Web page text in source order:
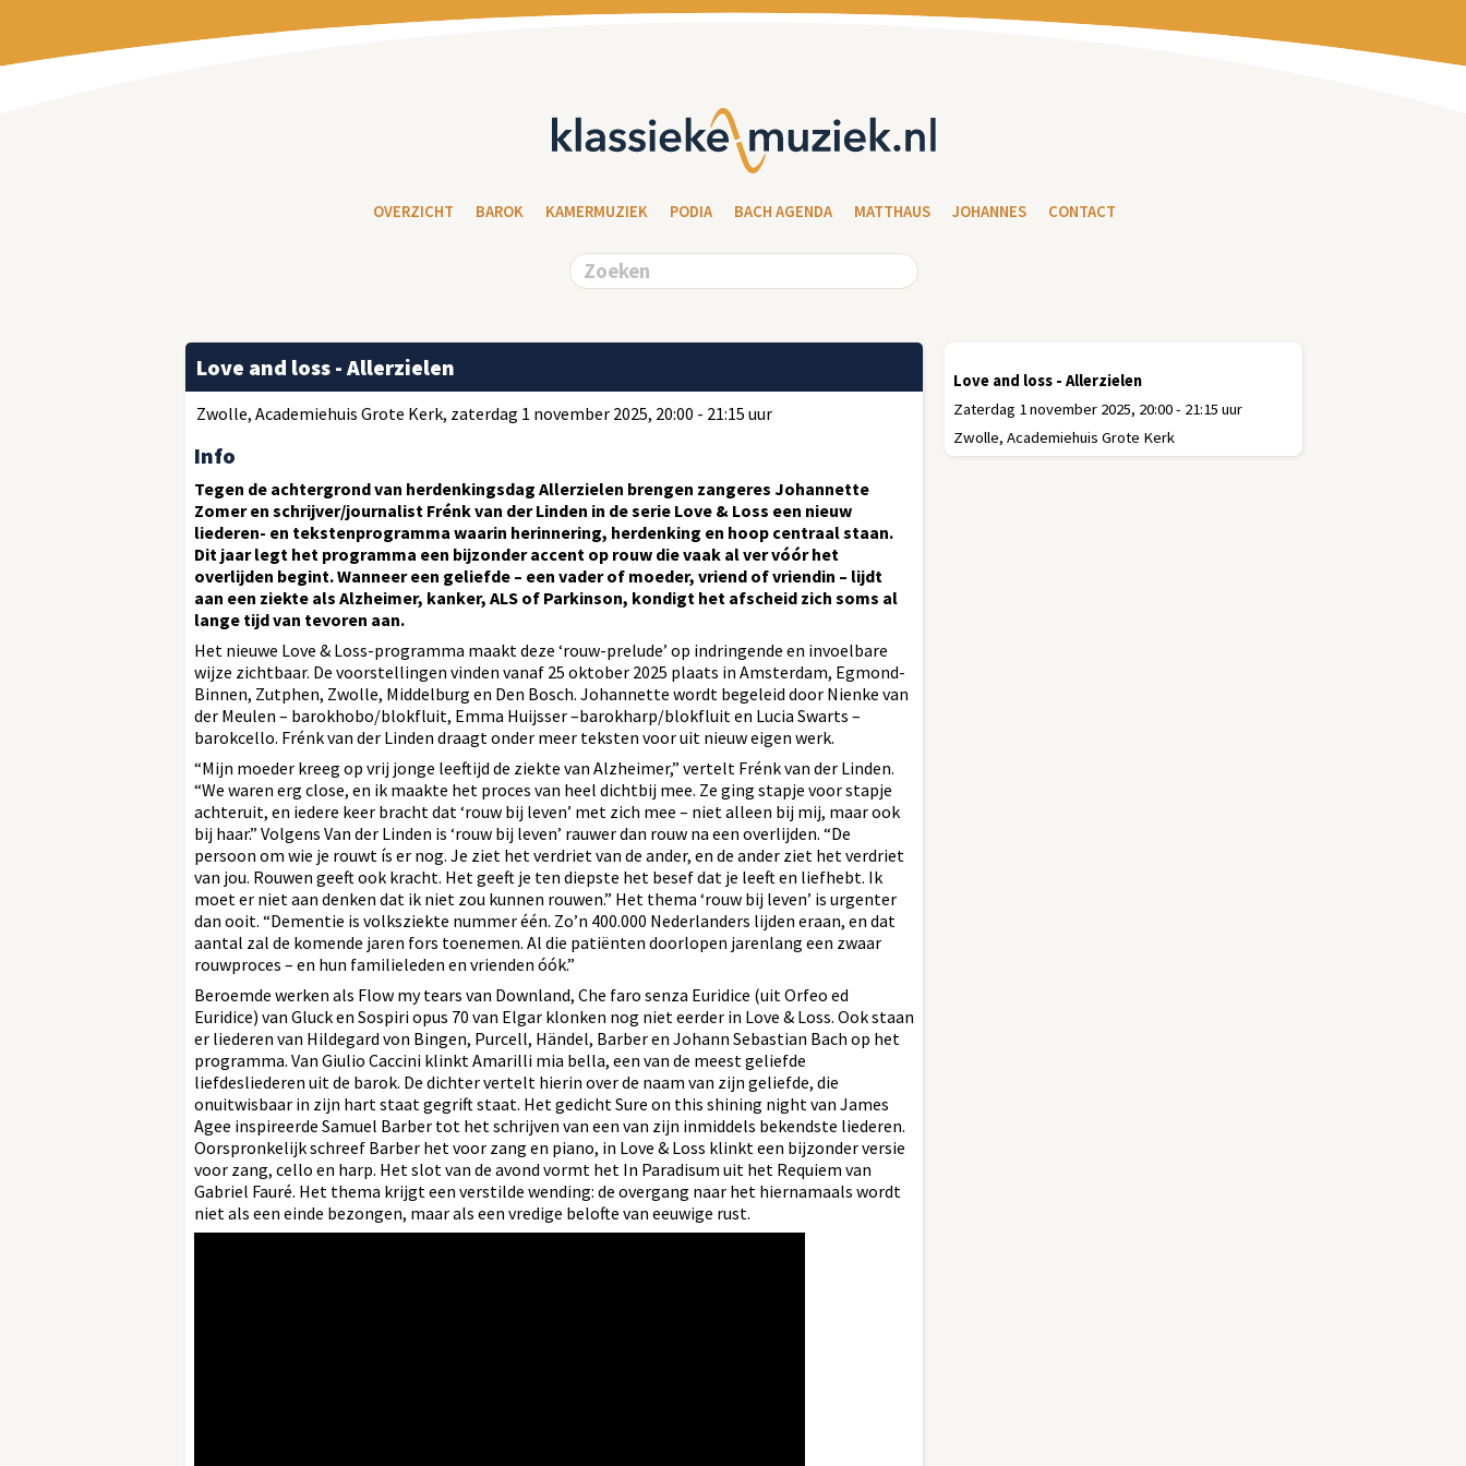
OVERZICHT BAROK KAMERMUZIEK PODIA BACH AGENDA MATTHAUS JOHANNES CONTACT
Love and loss - Allerzielen
Zaterdag 1 november 2025, 20:00 - 21:15 uur
Zwolle, Academiehuis Grote Kerk
Love and loss - Allerzielen
Zwolle, Academiehuis Grote Kerk, zaterdag 1 november 2025, 20:00 - 21:15 uur
Info
Tegen de achtergrond van herdenkingsdag Allerzielen brengen zangeres Johannette
Zomer en schrijver/journalist Frénk van der Linden in de serie Love & Loss een nieuw
liederen- en tekstenprogramma waarin herinnering, herdenking en hoop centraal staan.
Dit jaar legt het programma een bijzonder accent op rouw die vaak al ver vóór het
overlijden begint. Wanneer een geliefde – een vader of moeder, vriend of vriendin – lijdt
aan een ziekte als Alzheimer, kanker, ALS of Parkinson, kondigt het afscheid zich soms al
lange tijd van tevoren aan.
Het nieuwe Love & Loss-programma maakt deze ‘rouw-prelude’ op indringende en invoelbare
wijze zichtbaar. De voorstellingen vinden vanaf 25 oktober 2025 plaats in Amsterdam, Egmond-
Binnen, Zutphen, Zwolle, Middelburg en Den Bosch. Johannette wordt begeleid door Nienke van
der Meulen – barokhobo/blokfluit, Emma Huijsser –barokharp/blokfluit en Lucia Swarts –
barokcello. Frénk van der Linden draagt onder meer teksten voor uit nieuw eigen werk.
“Mijn moeder kreeg op vrij jonge leeftijd de ziekte van Alzheimer,” vertelt Frénk van der Linden.
“We waren erg close, en ik maakte het proces van heel dichtbij mee. Ze ging stapje voor stapje
achteruit, en iedere keer bracht dat ‘rouw bij leven’ met zich mee – niet alleen bij mij, maar ook
bij haar.” Volgens Van der Linden is ‘rouw bij leven’ rauwer dan rouw na een overlijden. “De
persoon om wie je rouwt ís er nog. Je ziet het verdriet van de ander, en de ander ziet het verdriet
van jou. Rouwen geeft ook kracht. Het geeft je ten diepste het besef dat je leeft en liefhebt. Ik
moet er niet aan denken dat ik niet zou kunnen rouwen.” Het thema ‘rouw bij leven’ is urgenter
dan ooit. “Dementie is volksziekte nummer één. Zo’n 400.000 Nederlanders lijden eraan, en dat
aantal zal de komende jaren fors toenemen. Al die patiënten doorlopen jarenlang een zwaar
rouwproces – en hun familieleden en vrienden óók.”
Beroemde werken als Flow my tears van Downland, Che faro senza Euridice (uit Orfeo ed
Euridice) van Gluck en Sospiri opus 70 van Elgar klonken nog niet eerder in Love & Loss. Ook staan
er liederen van Hildegard von Bingen, Purcell, Händel, Barber en Johann Sebastian Bach op het
programma. Van Giulio Caccini klinkt Amarilli mia bella, een van de meest geliefde
liefdesliederen uit de barok. De dichter vertelt hierin over de naam van zijn geliefde, die
onuitwisbaar in zijn hart staat gegrift staat. Het gedicht Sure on this shining night van James
Agee inspireerde Samuel Barber tot het schrijven van een van zijn inmiddels bekendste liederen.
Oorspronkelijk schreef Barber het voor zang en piano, in Love & Loss klinkt een bijzonder versie
voor zang, cello en harp. Het slot van de avond vormt het In Paradisum uit het Requiem van
Gabriel Fauré. Het thema krijgt een verstilde wending: de overgang naar het hiernamaals wordt
niet als een einde bezongen, maar als een vredige belofte van eeuwige rust.